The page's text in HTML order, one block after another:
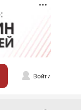
Войти